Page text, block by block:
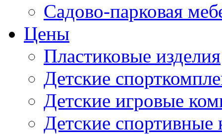
Садово-парковая
Цены
Пластиковые изделия
Детские
Детские игровые
Детские спортивные